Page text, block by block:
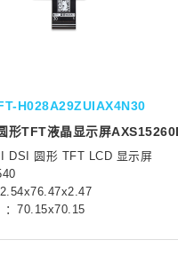
H028A29ZUIAX4N30
形TFT液晶显示屏
DSI 圆形 TFT LCD 显示屏
：70.15x70.15